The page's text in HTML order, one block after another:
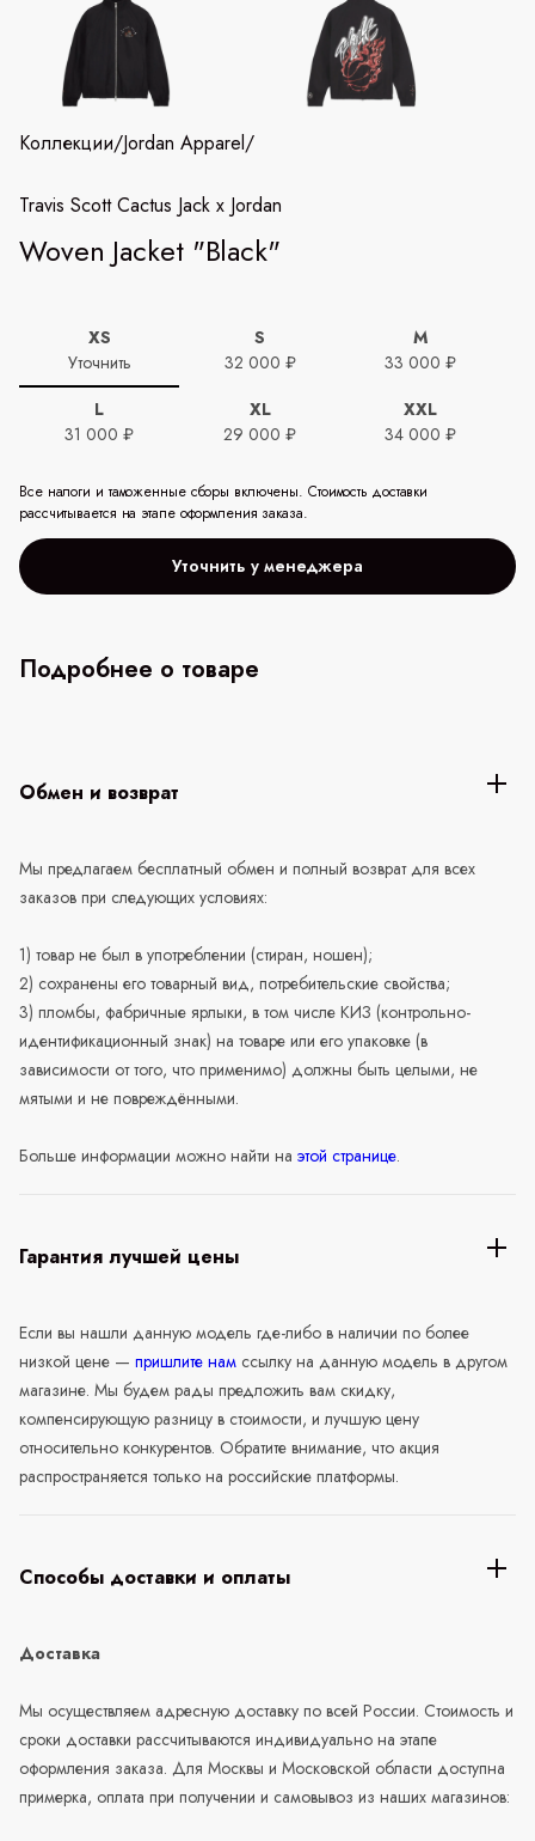
Коллекции/Jordan Apparel/
Travis Scott Cactus Jack x Jordan
Woven Jacket "Black"
XS
Уточнить
S
32 000 ₽
M
33 000 ₽
L
31 000 ₽
XL
29 000 ₽
XXL
34 000 ₽
Все налоги и таможенные сборы включены. Стоимость доставки
рассчитывается на этапе оформления заказа.
Уточнить у менеджера
Подробнее о товаре
Обмен и возврат
Мы предлагаем бесплатный обмен и полный возврат для всех
заказов при следующих условиях:
1) товар не был в употреблении (стиран, ношен);
2) сохранены его товарный вид, потребительские свойства;
3) пломбы, фабричные ярлыки, в том числе КИЗ (контрольно-
идентификационный знак) на товаре или его упаковке (в
зависимости от того, что применимо) должны быть целыми, не
мятыми и не повреждёнными.
Больше информации можно найти на этой странице.
Гарантия лучшей цены
Если вы нашли данную модель где-либо в наличии по более
низкой цене — пришлите нам ссылку на данную модель в другом
магазине. Мы будем рады предложить вам скидку,
компенсирующую разницу в стоимости, и лучшую цену
относительно конкурентов. Обратите внимание, что акция
распространяется только на российские платформы.
Способы доставки и оплаты
Доставка
Мы осуществляем адресную доставку по всей России. Стоимость и
сроки доставки рассчитываются индивидуально на этапе
оформления заказа. Для Москвы и Московской области доступна
примерка, оплата при получении и самовывоз из наших магазинов: